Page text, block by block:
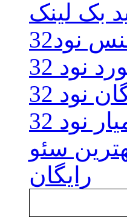
نود32
نود 32
نود 32
نود 32
سئو
رایگان